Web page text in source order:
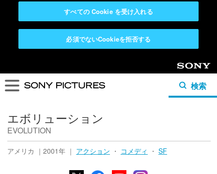
必須でないCookieを拒否する
すべての Cookie を受け入れる
Sony
検索
エボリューション
EVOLUTION
アメリカ ｜2001年 ｜ アクション ・ コメディ ・ SF